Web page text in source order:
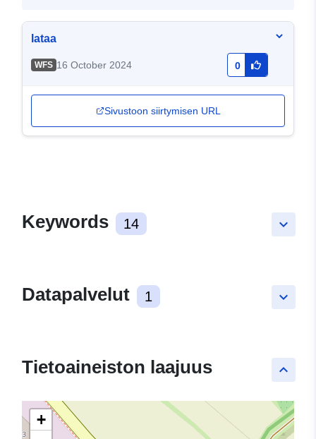
lataa
WFS 16 October 2024 0
Sivustoon siirtymisen URL
keyboard_arrow_down
Keywords 14
keyboard_arrow_down
Datapalvelut 1
keyboard_arrow_up
Tietoaineiston laajuus
+